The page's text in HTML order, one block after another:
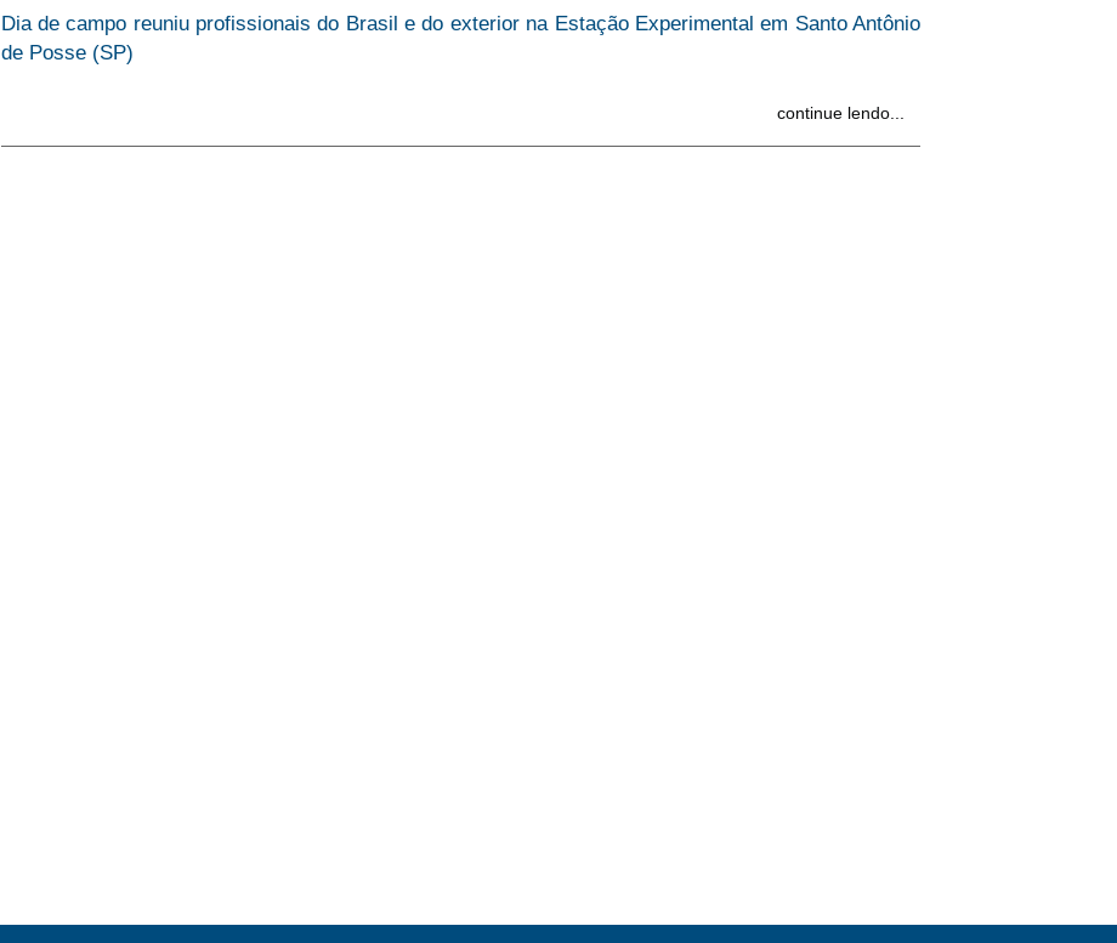
Dia de campo reuniu profissionais do Brasil e do exterior na Estação Experimental em Santo Antônio
de Posse (SP)
continue lendo...